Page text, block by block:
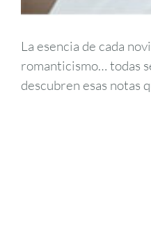
La esencia de cada
romanticismo… todas
descubren esas notas